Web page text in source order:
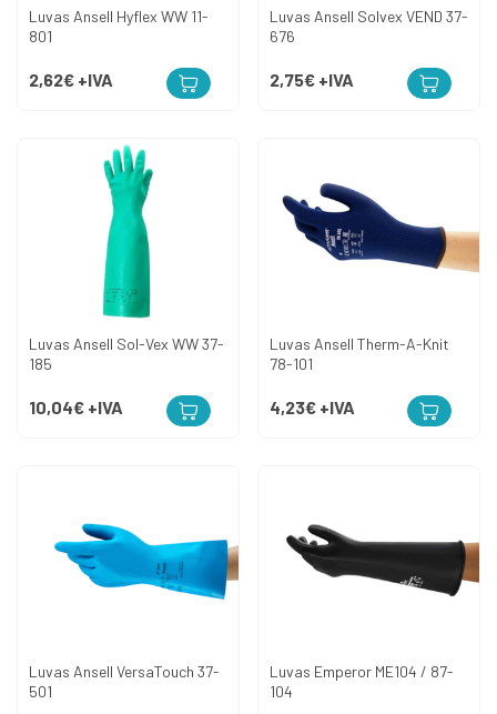
Luvas Ansell Hyflex WW 11-
801
2,62€ +IVA
Luvas Ansell Solvex VEND 37-
676
2,75€ +IVA
Luvas Ansell Sol-Vex WW 37-
185
10,04€ +IVA
Luvas Ansell Therm-A-Knit
78-101
4,23€ +IVA
Luvas Ansell VersaTouch 37-
501
Luvas Emperor ME104 / 87-
104